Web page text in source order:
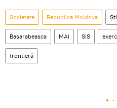
Societate Republica Moldova
Basarabeasca MAI SIS
frontieră